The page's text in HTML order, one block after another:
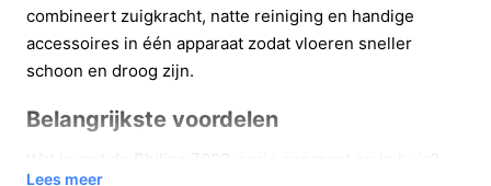
combineert zuigkracht, natte reiniging en handige
accessoires in één apparaat zodat vloeren sneller
schoon en droog zijn.
Belangrijkste voordelen
Lees meer